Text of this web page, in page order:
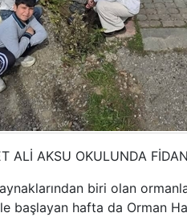
ALİ AKSU OKULUNDA
biri olan
başlayan hafta da Orman